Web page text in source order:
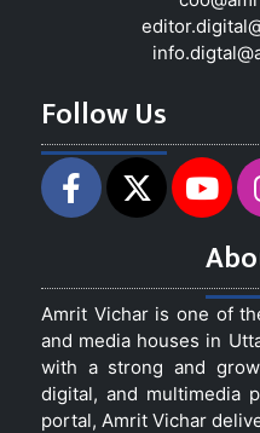
Follow Us
Amrit Vichar is one of
and media houses in
with a strong and
digital, and multimedia
portal, Amrit Vichar